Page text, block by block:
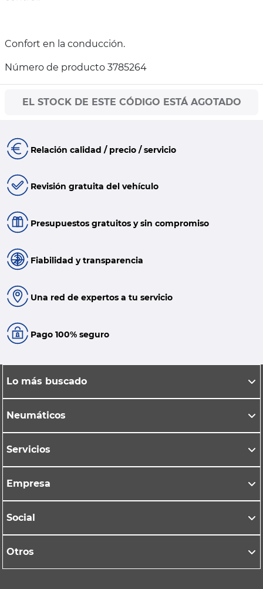
Confort en la conducción.
Número de producto 3785264
EL STOCK DE ESTE CÓDIGO ESTÁ AGOTADO
Relación calidad / precio / servicio
Revisión gratuita del vehículo
Presupuestos gratuitos y sin compromiso
Fiabilidad y transparencia
Una red de expertos a tu servicio
Pago 100% seguro
Lo más buscado
Neumáticos
Servicios
Empresa
Social
Otros